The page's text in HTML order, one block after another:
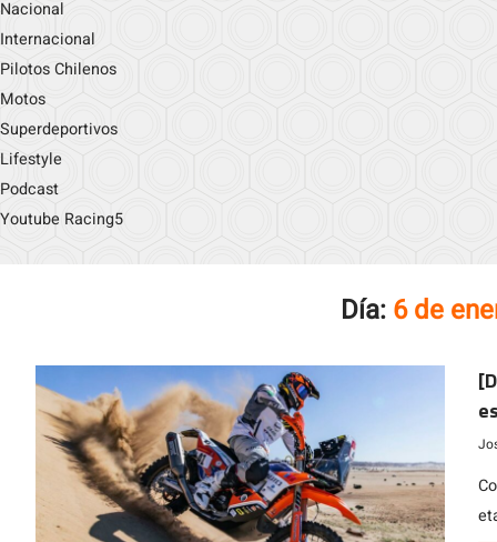
Nacional
Internacional
Pilotos Chilenos
Motos
Superdeportivos
Lifestyle
Podcast
Youtube Racing5
Día: 6 de